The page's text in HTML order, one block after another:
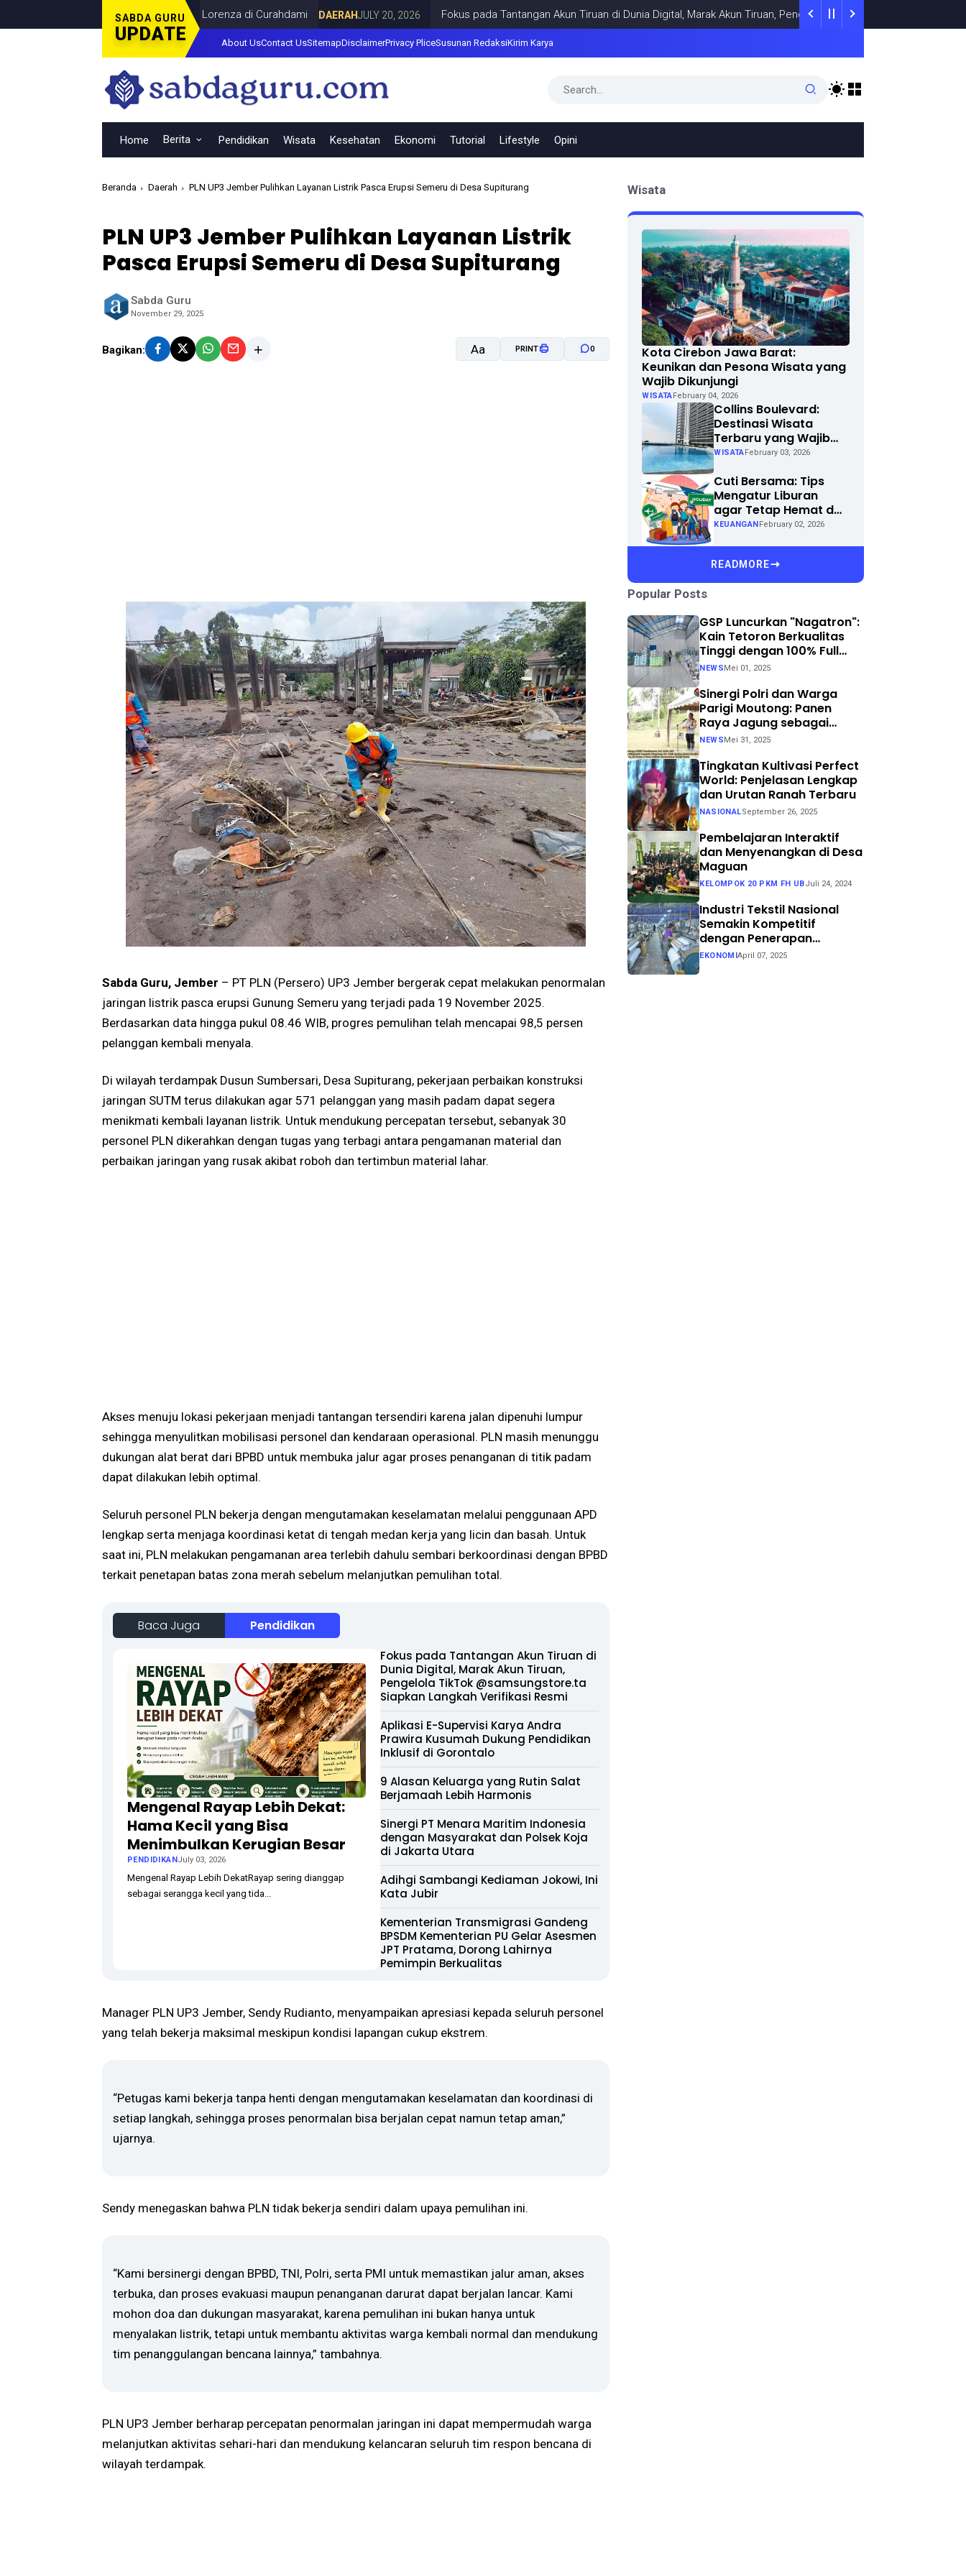
SABDA GURU
UPDATE
Final Piala Dunia Bersama Dina Lorenza di Curahdami DAERAH JULY 20, 2026 Fokus pada Tantangan Akun Tiruan di Dunia Digital, Marak Akun Tiruan, Pengelola TikTok @samsungstore.ta Siapkan
About UsContact UsSitemapDisclaimerPrivacy PliceSusunan RedaksiKirim Karya
Home Berita Pendidikan Wisata Kesehatan Ekonomi Tutorial Lifestyle Opini
Beranda Daerah PLN UP3 Jember Pulihkan Layanan Listrik Pasca Erupsi Semeru di Desa Supiturang
PLN UP3 Jember Pulihkan Layanan Listrik
Pasca Erupsi Semeru di Desa Supiturang
Sabda Guru
November 29, 2025
Bagikan: Aa PRINT 0
Sabda Guru, Jember – PT PLN (Persero) UP3 Jember bergerak cepat melakukan penormalan
jaringan listrik pasca erupsi Gunung Semeru yang terjadi pada 19 November 2025.
Berdasarkan data hingga pukul 08.46 WIB, progres pemulihan telah mencapai 98,5 persen
pelanggan kembali menyala.
Di wilayah terdampak Dusun Sumbersari, Desa Supiturang, pekerjaan perbaikan konstruksi
jaringan SUTM terus dilakukan agar 571 pelanggan yang masih padam dapat segera
menikmati kembali layanan listrik. Untuk mendukung percepatan tersebut, sebanyak 30
personel PLN dikerahkan dengan tugas yang terbagi antara pengamanan material dan
perbaikan jaringan yang rusak akibat roboh dan tertimbun material lahar.
Akses menuju lokasi pekerjaan menjadi tantangan tersendiri karena jalan dipenuhi lumpur
sehingga menyulitkan mobilisasi personel dan kendaraan operasional. PLN masih menunggu
dukungan alat berat dari BPBD untuk membuka jalur agar proses penanganan di titik padam
dapat dilakukan lebih optimal.
Seluruh personel PLN bekerja dengan mengutamakan keselamatan melalui penggunaan APD
lengkap serta menjaga koordinasi ketat di tengah medan kerja yang licin dan basah. Untuk
saat ini, PLN melakukan pengamanan area terlebih dahulu sembari berkoordinasi dengan BPBD
terkait penetapan batas zona merah sebelum melanjutkan pemulihan total.
Baca Juga Pendidikan
Mengenal Rayap Lebih Dekat:
Hama Kecil yang Bisa
Menimbulkan Kerugian Besar
PENDIDIKAN July 03, 2026
Mengenal Rayap Lebih DekatRayap sering dianggap
sebagai serangga kecil yang tida...
Fokus pada Tantangan Akun Tiruan di
Dunia Digital, Marak Akun Tiruan,
Pengelola TikTok @samsungstore.ta
Siapkan Langkah Verifikasi Resmi
Aplikasi E-Supervisi Karya Andra
Prawira Kusumah Dukung Pendidikan
Inklusif di Gorontalo
9 Alasan Keluarga yang Rutin Salat
Berjamaah Lebih Harmonis
Sinergi PT Menara Maritim Indonesia
dengan Masyarakat dan Polsek Koja
di Jakarta Utara
Adihgi Sambangi Kediaman Jokowi, Ini
Kata Jubir
Kementerian Transmigrasi Gandeng
BPSDM Kementerian PU Gelar Asesmen
JPT Pratama, Dorong Lahirnya
Pemimpin Berkualitas
Manager PLN UP3 Jember, Sendy Rudianto, menyampaikan apresiasi kepada seluruh personel
yang telah bekerja maksimal meskipun kondisi lapangan cukup ekstrem.
“Petugas kami bekerja tanpa henti dengan mengutamakan keselamatan dan koordinasi di
setiap langkah, sehingga proses penormalan bisa berjalan cepat namun tetap aman,”
ujarnya.
Sendy menegaskan bahwa PLN tidak bekerja sendiri dalam upaya pemulihan ini.
“Kami bersinergi dengan BPBD, TNI, Polri, serta PMI untuk memastikan jalur aman, akses
terbuka, dan proses evakuasi maupun penanganan darurat dapat berjalan lancar. Kami
mohon doa dan dukungan masyarakat, karena pemulihan ini bukan hanya untuk
menyalakan listrik, tetapi untuk membantu aktivitas warga kembali normal dan mendukung
tim penanggulangan bencana lainnya,” tambahnya.
PLN UP3 Jember berharap percepatan penormalan jaringan ini dapat mempermudah warga
melanjutkan aktivitas sehari-hari dan mendukung kelancaran seluruh tim respon bencana di
wilayah terdampak.
Wisata
Kota Cirebon Jawa Barat:
Keunikan dan Pesona Wisata yang
Wajib Dikunjungi
WISATA February 04, 2026
Collins Boulevard:
Destinasi Wisata
Terbaru yang Wajib
Dikunjungi di Kota
WISATA February 03, 2026
Cuti Bersama: Tips
Mengatur Liburan
agar Tetap Hemat dan
Menyenangkan
KEUANGAN February 02, 2026
READMORE
Popular Posts
GSP Luncurkan "Nagatron":
Kain Tetoron Berkualitas
Tinggi dengan 100% Full
Process
NEWS Mei 01, 2025
Sinergi Polri dan Warga
Parigi Moutong: Panen
Raya Jagung sebagai
Langkah Nyata Menuju
NEWS Mei 31, 2025
Tingkatan Kultivasi Perfect
World: Penjelasan Lengkap
dan Urutan Ranah Terbaru
NASIONALSeptember 26, 2025
Pembelajaran Interaktif
dan Menyenangkan di Desa
Maguan
KELOMPOK 20 PKM FH UBJuli 24, 2024
Industri Tekstil Nasional
Semakin Kompetitif
dengan Penerapan
Teknologi Air Jet Loom dan
EKONOMIApril 07, 2025